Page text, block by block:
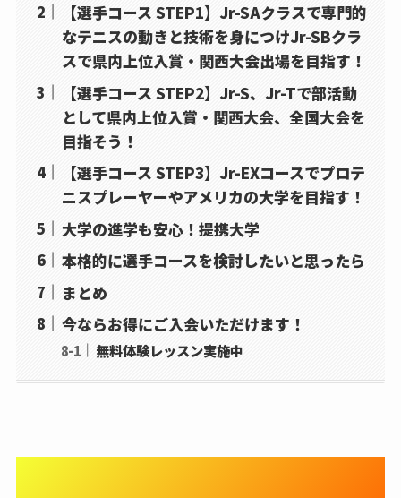
【選手コース STEP1】Jr-SAクラスで専門的
なテニスの動きと技術を身につけJr-SBクラ
スで県内上位入賞・関西大会出場を目指す！
【選手コース STEP2】Jr-S、Jr-Tで部活動
として県内上位入賞・関西大会、全国大会を
目指そう！
【選手コース STEP3】Jr-EXコースでプロテ
ニスプレーヤーやアメリカの大学を目指す！
大学の進学も安心！提携大学
本格的に選手コースを検討したいと思ったら
まとめ
今ならお得にご入会いただけます！
無料体験レッスン実施中